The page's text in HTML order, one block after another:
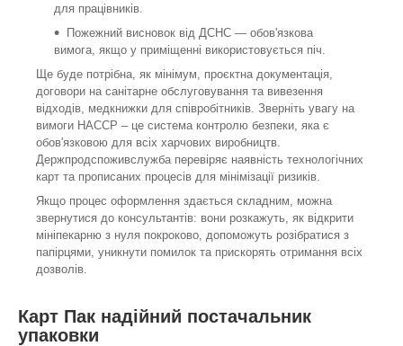
для працівників.
Пожежний висновок від ДСНС — обов'язкова
вимога, якщо у приміщенні використовується піч.
Ще буде потрібна, як мінімум, проєктна документація,
договори на санітарне обслуговування та вивезення
відходів, медкнижки для співробітників. Зверніть увагу на
вимоги HACCP – це система контролю безпеки, яка є
обов'язковою для всіх харчових виробництв.
Держпродспоживслужба перевіряє наявність технологічних
карт та прописаних процесів для мінімізації ризиків.
Якщо процес оформлення здається складним, можна
звернутися до консультантів: вони розкажуть, як відкрити
мініпекарню з нуля покроково, допоможуть розібратися з
папірцями, уникнути помилок та прискорять отримання всіх
дозволів.
Карт Пак надійний постачальник
упаковки